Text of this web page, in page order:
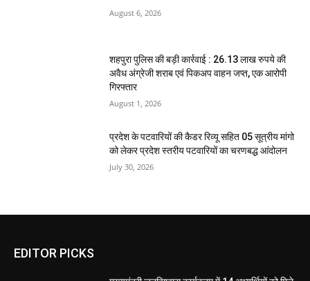
August 6, 2026
शहपुरा पुलिस की बड़ी कार्रवाई : 26.13 लाख रुपये की
अवैध अंग्रेजी शराब एवं पिकअप वाहन जप्त, एक आरोपी
गिरफ्तार
August 1, 2026
प्रदेश के पटवारियों की कैडर रिव्यू सहित 05 सूत्रीय मांगो
को लेकर प्रदेश स्तरीय पटवारियों का चरणबद्ध आंदोलन
July 30, 2026
EDITOR PICKS